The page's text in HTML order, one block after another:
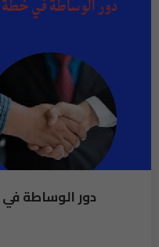
دور الوساطة في